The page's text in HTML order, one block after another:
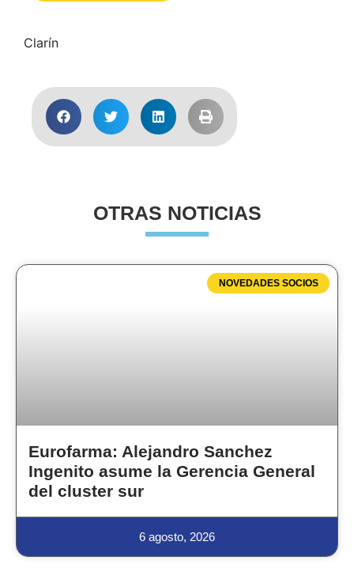
Clarín
OTRAS NOTICIAS
NOVEDADES SOCIOS
Eurofarma: Alejandro Sanchez
Ingenito asume la Gerencia General
del cluster sur
6 agosto, 2026